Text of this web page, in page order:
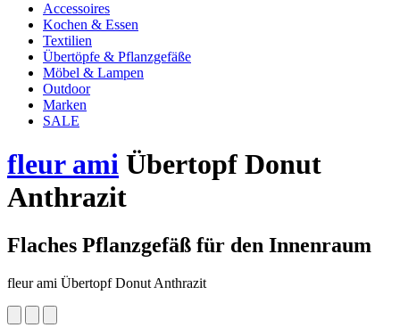
Accessoires
Kochen & Essen
Textilien
Übertöpfe & Pflanzgefäße
Möbel & Lampen
Outdoor
Marken
SALE
fleur ami Übertopf Donut
Anthrazit
Flaches Pflanzgefäß für den Innenraum
fleur ami Übertopf Donut Anthrazit